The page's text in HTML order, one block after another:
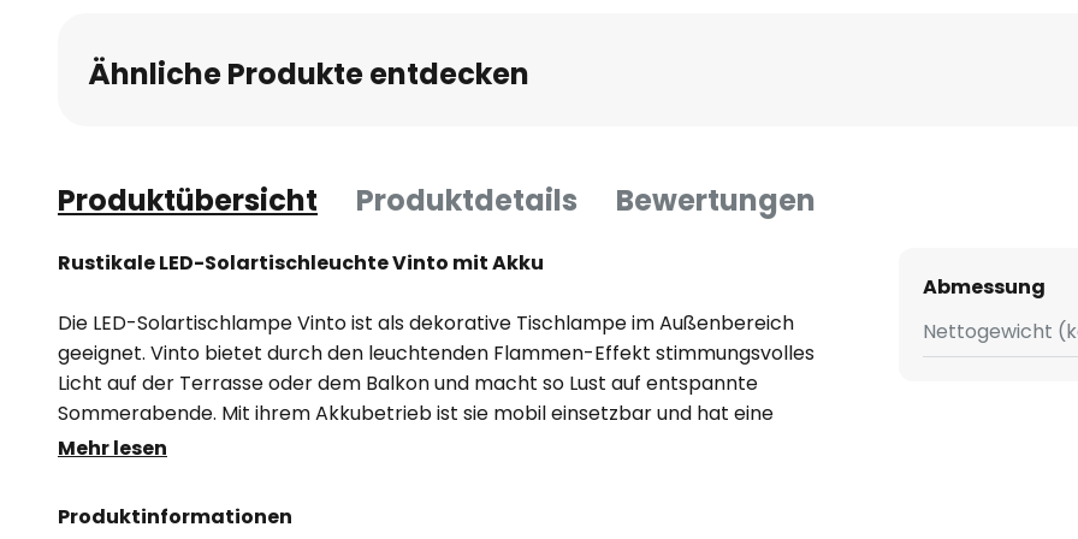
Ähnliche Produkte entdecken
Produktübersicht Produktdetails Bewertungen
Rustikale LED-Solartischleuchte Vinto mit Akku
Die LED-Solartischlampe Vinto ist als dekorative Tischlampe im Außenbereich
geeignet. Vinto bietet durch den leuchtenden Flammen-Effekt stimmungsvolles
Licht auf der Terrasse oder dem Balkon und macht so Lust auf entspannte
Sommerabende. Mit ihrem Akkubetrieb ist sie mobil einsetzbar und hat eine
Leuchtdauer von 5 Stunden. Das integrierte Solarmodul der LED-Tischleuchte
beginnt sie dank des verbauten Dämmerungssensors zu strahlen und schaltet
Mehr lesen
Produktinformationen
Abmessung
Nettogewicht